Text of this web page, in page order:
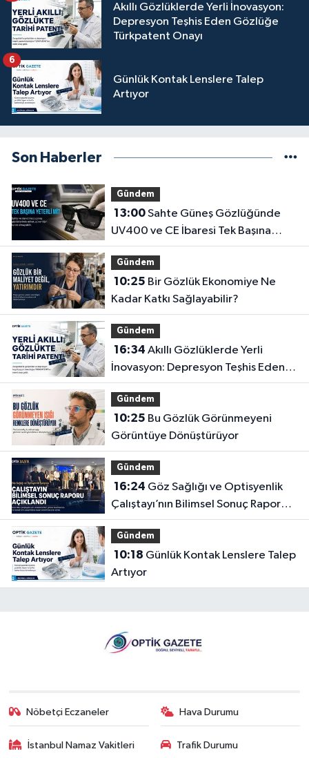
Akıllı Gözlüklerde Yerli İnovasyon:
Depresyon Teşhis Eden Gözlüğe
Türkpatent Onayı
Günlük Kontak Lenslere Talep
Artıyor
6
Son Haberler
Gündem
13:00Sahte Güneş Gözlüğünde
UV400 ve CE İbaresi Tek Başına
Yeterli mi?
Gündem
10:25
Kadar Katkı Sağlayabilir?
Gündem
16:34
İnovasyon: Depresyon Teşhis Eden
Gözlüğe Türkpatent Onayı
Gündem
10:25
Görüntüye Dönüştürüyor
Gündem
16:24
Çalıştayı’nın Bilimsel Sonuç Raporu
Açıklandı
Gündem
10:18
Artıyor
Nöbetçi Eczaneler Hava Durumu
İstanbul Namaz Vakitleri Trafik Durumu